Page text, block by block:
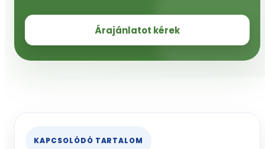
Árajánlatot kérek
KAPCSOLÓDÓ TARTALOM